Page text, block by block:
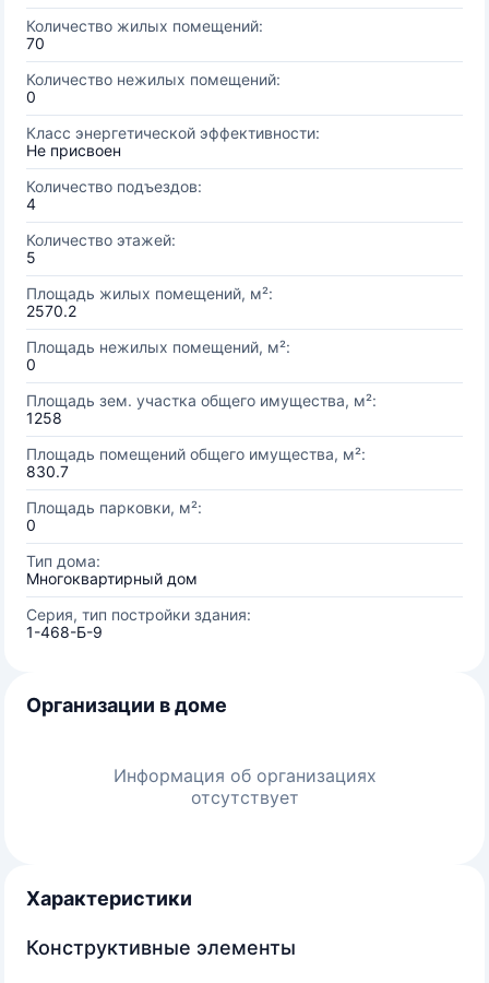
Количество жилых помещений:
70
Количество нежилых помещений:
0
Класс энергетической эффективности:
Не присвоен
Количество подъездов:
4
Количество этажей:
5
Площадь жилых помещений, м²:
2570.2
Площадь нежилых помещений, м²:
0
Площадь зем. участка общего имущества, м²:
1258
Площадь помещений общего имущества, м²:
830.7
Площадь парковки, м²:
0
Тип дома:
Многоквартирный дом
Серия, тип постройки здания:
1-468-Б-9
Организации в доме
Информация об организациях
отсутствует
Характеристики
Конструктивные элементы